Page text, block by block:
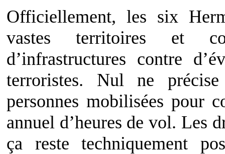
Officiellement, les six
vastes territoires et
d’infrastructures contre
terroristes. Nul ne
personnes mobilisées pour
annuel d’heures de vol. Les
ça reste techniquement